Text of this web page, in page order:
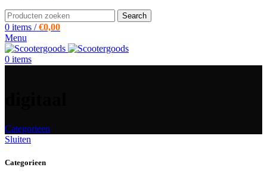
Search
0 items / €0,00
Menu
0 items
Categorieen
Sluiten
Categorieen